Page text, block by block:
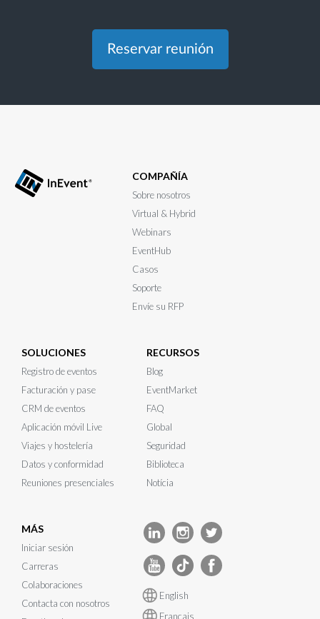
Reservar reunión
COMPAÑÍA
Sobre nosotros
Virtual & Hybrid
Webinars
EventHub
Casos
Soporte
Envíe su RFP
SOLUCIONES
Registro de eventos
Facturación y pase
CRM de eventos
Aplicación móvil Live
Viajes y hostelería
Datos y conformidad
Reuniones presenciales
RECURSOS
Blog
EventMarket
FAQ
Global
Seguridad
Biblioteca
Notícia
MÁS
Iniciar sesión
Carreras
Colaboraciones
Contacta con nosotros
English
Français